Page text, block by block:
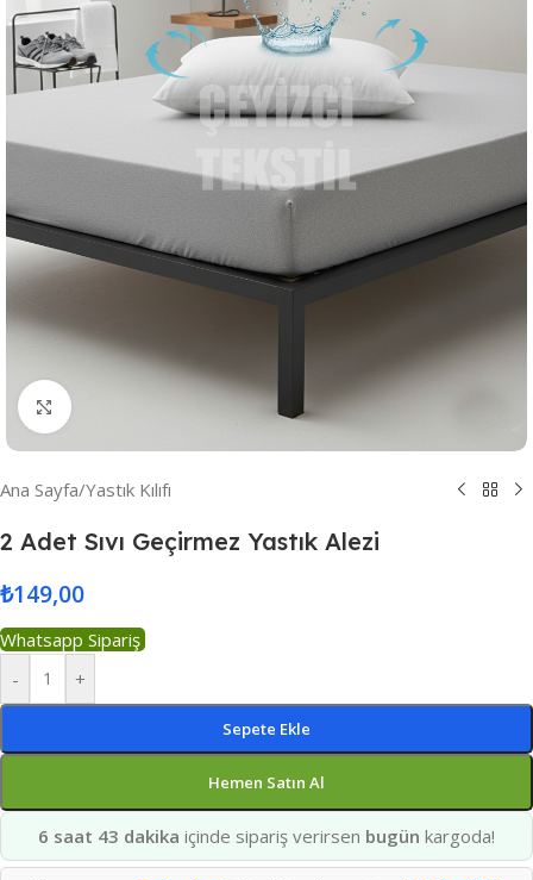
Resmi Büyüt
Ana Sayfa/Yastık Kılıfı
2 Adet Sıvı Geçirmez Yastık Alezi
₺149,00
Whatsapp Sipariş
-
+
Sepete Ekle
Hemen Satın Al
6 saat 43 dakika içinde sipariş verirsen bugün kargoda!